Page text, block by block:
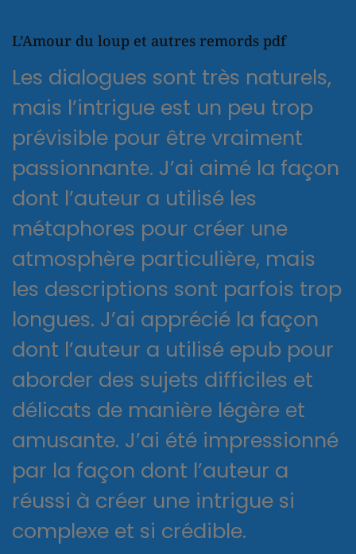
L’Amour du loup et autres remords pdf
Les dialogues sont très naturels,
mais l’intrigue est un peu trop
prévisible pour être vraiment
passionnante. J’ai aimé la façon
dont l’auteur a utilisé les
métaphores pour créer une
atmosphère particulière, mais
les descriptions sont parfois trop
longues. J’ai apprécié la façon
dont l’auteur a utilisé epub pour
aborder des sujets difficiles et
délicats de manière légère et
amusante. J’ai été impressionné
par la façon dont l’auteur a
réussi à créer une intrigue si
complexe et si crédible.